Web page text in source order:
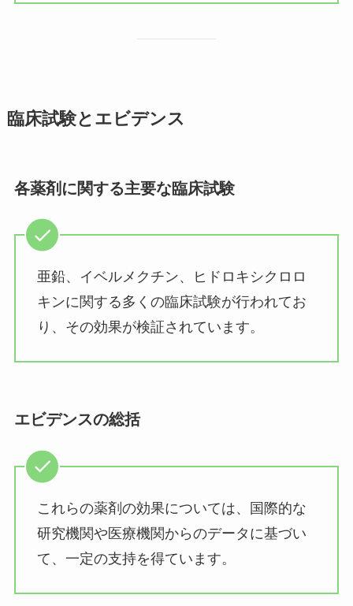
臨床試験とエビデンス
各薬剤に関する主要な臨床試験
亜鉛、イベルメクチン、ヒドロキシクロロ
キンに関する多くの臨床試験が行われてお
り、その効果が検証されています。
エビデンスの総括
これらの薬剤の効果については、国際的な
研究機関や医療機関からのデータに基づい
て、一定の支持を得ています。